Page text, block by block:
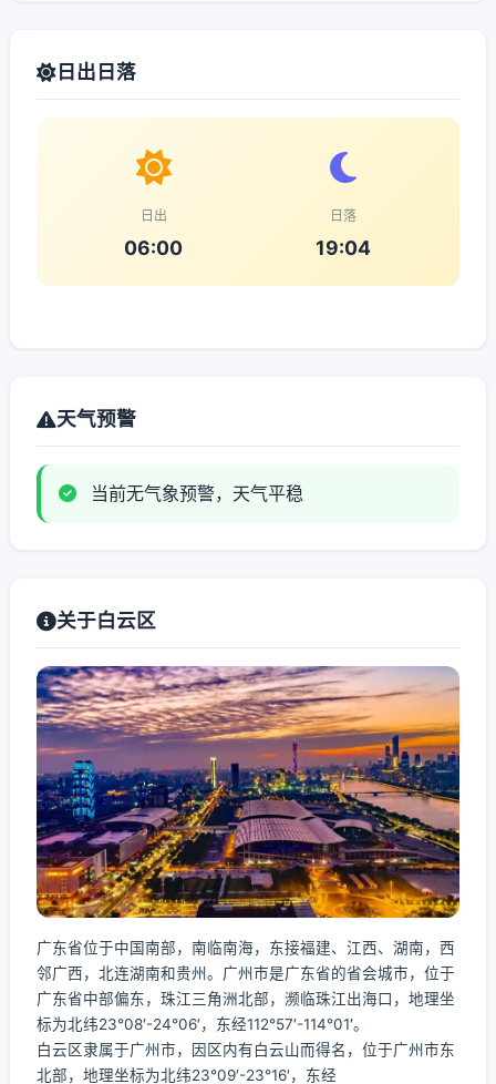
日出日落
日出
06:00
日落
19:04
天气预警
当前无气象预警，天气平稳
关于白云区
广东省位于中国南部，南临南海，东接福建、江西、湖南，西
邻广西，北连湖南和贵州。广州市是广东省的省会城市，位于
广东省中部偏东，珠江三角洲北部，濒临珠江出海口，地理坐
标为北纬23°08′-24°06′，东经112°57′-114°01′。
白云区隶属于广州市，因区内有白云山而得名，位于广州市东
北部，地理坐标为北纬23°09′-23°16′，东经